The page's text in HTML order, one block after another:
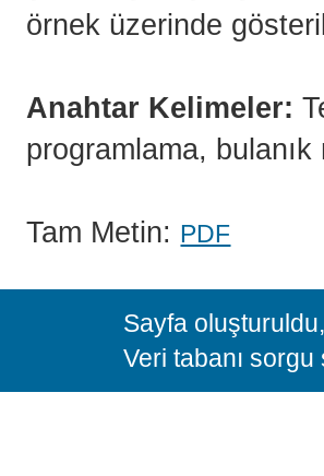
örnek üzerinde
Anahtar Kelimeler:
programlama, bulanık
Tam Metin: PDF
Sayfa
Veri tabanı sorgu